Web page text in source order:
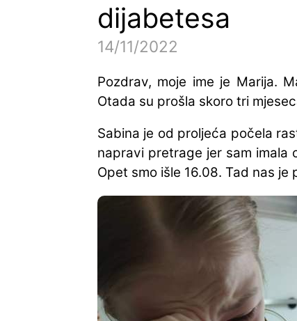
dijabetesa
14/11/2022
Pozdrav, moje ime je Marija.
Otada su prošla skoro tri
Sabina je od proljeća počela
napravi pretrage jer sam imala
Opet smo išle 16.08. Tad nas